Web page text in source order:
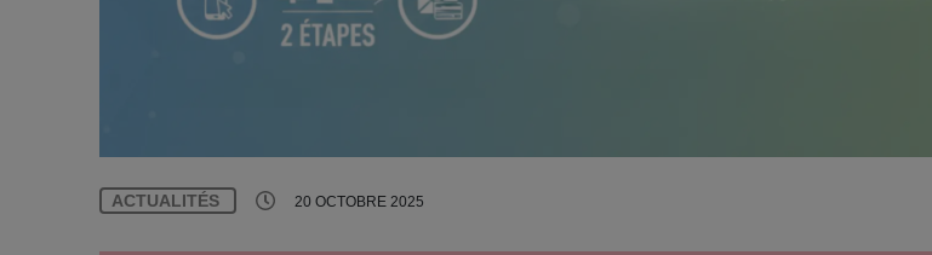
ACTUALITÉS 20 OCTOBRE 2025